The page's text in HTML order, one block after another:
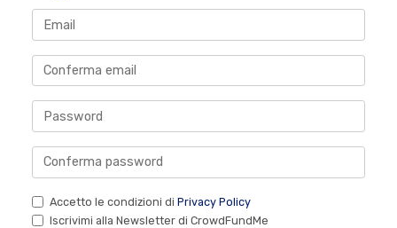
Accetto le condizioni di Privacy Policy
Iscrivimi alla Newsletter di CrowdFundMe